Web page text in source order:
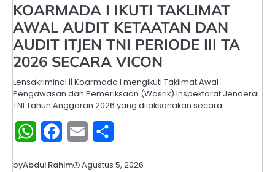
KOARMADA I IKUTI TAKLIMAT
AWAL AUDIT KETAATAN DAN
AUDIT ITJEN TNI PERIODE III TA
2026 SECARA VICON
Lensakriminal || Koarmada I mengikuti Taklimat Awal
Pengawasan dan Pemeriksaan (Wasrik) Inspektorat Jenderal
TNI Tahun Anggaran 2026 yang dilaksanakan secara…
WhatsAppFacebook
Email
byAbdul Rahim Agustus 5, 2026